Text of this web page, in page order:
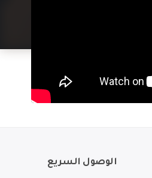
الوصول السريع